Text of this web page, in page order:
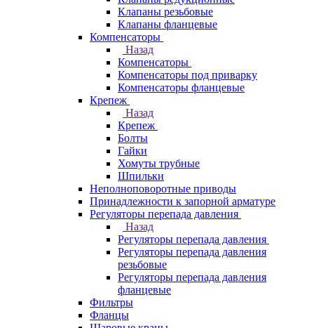
Клапаны резьбовые
Клапаны фланцевые
Компенсаторы
Назад
Компенсаторы
Компенсаторы под приварку
Компенсаторы фланцевые
Крепеж
Назад
Крепеж
Болты
Гайки
Хомуты трубные
Шпильки
Неполноповоротные приводы
Принадлежности к запорной арматуре
Регуляторы перепада давления
Назад
Регуляторы перепада давления
Регуляторы перепада давления
резьбовые
Регуляторы перепада давления
фланцевые
Фильтры
Фланцы